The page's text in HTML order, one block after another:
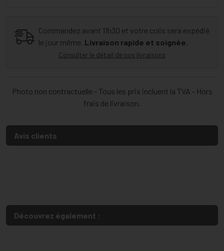
Commandez avant 11h30 et votre colis sera expédié
le jour même. Livraison rapide et soignée.
Consulter le détail de nos livraisons
Photo non contractuelle - Tous les prix incluent la TVA - Hors
frais de livraison.
Avis clients
Découvrez également :